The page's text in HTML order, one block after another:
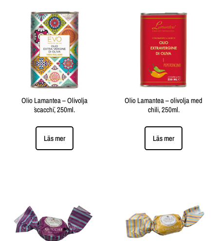
Olio Lamantea – Olivolja
´scacchi´, 250ml.
Läs mer
Olio Lamantea – olivolja med
chili, 250ml.
Läs mer